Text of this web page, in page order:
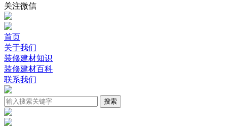
关注微信
首页
关于我们
装修建材知识
装修建材百科
联系我们